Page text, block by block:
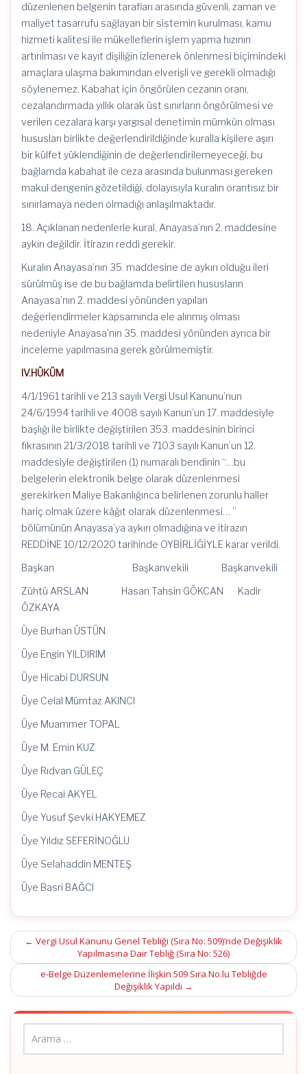
düzenlenen belgenin tarafları arasında güvenli, zaman ve
maliyet tasarrufu sağlayan bir sistemin kurulması, kamu
hizmeti kalitesi ile mükelleflerin işlem yapma hızının
artırılması ve kayıt dişiliğin izlenerek önlenmesi biçimindeki
amaçlara ulaşma bakımından elverişli ve gerekli olmadığı
söylenemez. Kabahat için öngörülen cezanın oranı,
cezalandırmada yıllık olarak üst sınırların öngörülmesi ve
verilen cezalara karşı yargısal denetimin mümkün olması
hususları birlikte değerlendirildiğinde kuralla kişilere aşırı
bir külfet yüklendiğinin de değerlendirilemeyeceği, bu
bağlamda kabahat ile ceza arasında bulunması gereken
makul dengenin gözetildiği, dolayısıyla kuralın orantısız bir
sınırlamaya neden olmadığı anlaşılmaktadır.
18. Açıklanan nedenlerle kural, Anayasa’nın 2. maddesine
aykırı değildir. İtirazın reddi gerekir.
Kuralın Anayasa’nın 35. maddesine de aykırı olduğu ileri
sürülmüş ise de bu bağlamda belirtilen hususların
Anayasa’nın 2. maddesi yönünden yapılan
değerlendirmeler kapsamında ele alınmış olması
nedeniyle Anayasa’nın 35. maddesi yönünden ayrıca bir
inceleme yapılmasına gerek görülmemiştir.
IV.HÜKÜM
4/1/1961 tarihli ve 213 sayılı Vergi Usul Kanunu’nun
24/6/1994 tarihli ve 4008 sayılı Kanun’un 17. maddesiyle
başlığı ile birlikte değiştirilen 353. maddesinin birinci
fıkrasının 21/3/2018 tarihli ve 7103 sayılı Kanun’un 12.
maddesiyle değiştirilen (1) numaralı bendinin “…bu
belgelerin elektronik belge olarak düzenlenmesi
gerekirken Maliye Bakanlığınca belirlenen zorunlu haller
hariç olmak üzere kâğıt olarak düzenlenmesi… ”
bölümünün Anayasa’ya aykırı olmadığına ve itirazın
REDDİNE 10/12/2020 tarihinde OYBİRLİĞİYLE karar verildi.
Başkan Başkanvekili Başkanvekili
Zühtü ARSLAN Hasan Tahsin GÖKCAN Kadir
ÖZKAYA
Üye Burhan ÜSTÜN
Üye Engin YILDIRIM
Üye Hicabi DURSUN
Üye Celal Mümtaz AKINCI
Üye Muammer TOPAL
Üye M. Emin KUZ
Üye Rıdvan GÜLEÇ
Üye Recai AKYEL
Üye Yusuf Şevki HAKYEMEZ
Üye Yıldız SEFERİNOĞLU
Üye Selahaddin MENTEŞ
Üye Basri BAĞCI
Post
navigation
← Vergi Usul Kanunu Genel Tebliği (Sıra No: 509)’nde Değişiklik
Yapılmasına Dair Tebliğ (Sıra No: 526)
e-Belge Düzenlemelerine İlişkin 509 Sıra No.lu Tebliğde
Değişiklik Yapıldı →